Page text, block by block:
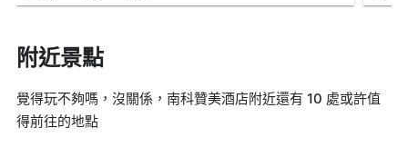
附近景點
覺得玩不夠嗎，沒關係，南科贊美酒店附近還有 10 處或許值
得前往的地點